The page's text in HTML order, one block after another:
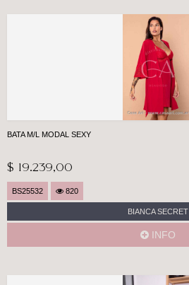
BATA M/L MODAL SEXY
$ 19.239,00
BS25532 820
BIANCA SECRET
INFO